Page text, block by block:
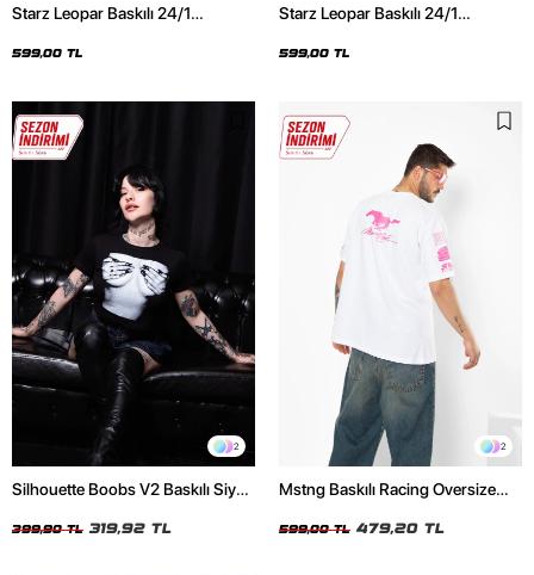
Starz Leopar Baskılı 24/1
599,00 TL
Starz Leopar Baskılı 24/1
599,00 TL
2
Silhouette Boobs V2 Baskılı Siyah
399,90 TL 319,92 TL
2
Mstng Baskılı Racing Oversize
599,00 TL 479,20 TL